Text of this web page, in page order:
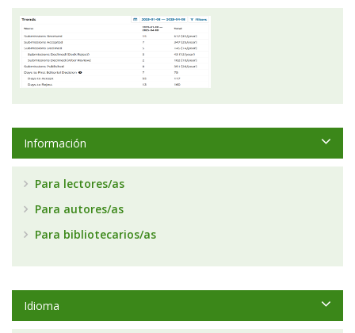
Información
Para lectores/as
Para autores/as
Para bibliotecarios/as
Idioma